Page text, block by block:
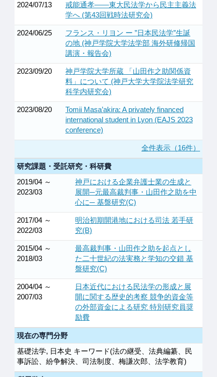
2024/07/13
戒能通孝——東⼤⺠法学から⺠主主義法
学へ (第43回戦時法研究会)
2024/06/25
フランス・リヨン ー ”日本民法学”生誕
の地 (神戸学院大学法学部 海外研修帰国
講演・報告会)
2023/09/20
神戸学院大学所蔵 「山田作之助関係資
料」について (神戸大学大学院法学研究
科学内研究会)
2023/08/20
Tomii Masa’akira: A privately financed
international student in Lyon (EAJS 2023
conference)
全件表示（16件）
研究課題・受託研究・科研費
2019/04 ～
2023/03
神戸における企業弁護士業の生成と
展開─元最高裁判事・山田作之助を中
心に─ 基盤研究(C)
2017/04 ～
2022/03
明治初期開港地における司法 若手研
究(B)
2015/04 ～
2018/03
最高裁判事・山田作之助を起点とし
た二十世紀の法実務と学知の交錯 基
盤研究(C)
2004/04 ～
2007/03
日本近代における民法学の形成と展
開に関する歴史的考察 競争的資金等
の外部資金による研究 特別研究員奨
励費
現在の専門分野
基礎法学, 日本史 キーワード(法の継受、法典編纂、民
事訴訟、紛争解決、司法制度、梅謙次郎、法学教育)